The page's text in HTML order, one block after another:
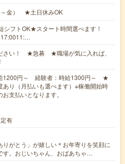
～金） ★土日休みOK
フトOK★スタート時間選べます！
17:0011:…
さい！ ★急募 ★職場が気に入れば、
1200円～ 経験者：時給1300円～ ★
あり（月払いも選べます）※稼働開始時
支払いとなります。
有
りがとう」が嬉しい＊お年寄りを笑顔に
す。おじいちゃん、おばあちゃ…